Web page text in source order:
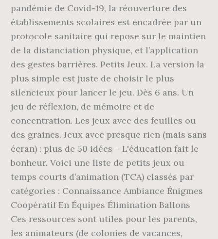
pandémie de Covid-19, la réouverture des
établissements scolaires est encadrée par un
protocole sanitaire qui repose sur le maintien
de la distanciation physique, et l’application
des gestes barrières. Petits Jeux. La version la
plus simple est juste de choisir le plus
silencieux pour lancer le jeu. Dès 6 ans. Un
jeu de réflexion, de mémoire et de
concentration. Les jeux avec des feuilles ou
des graines. Jeux avec presque rien (mais sans
écran) : plus de 50 idées – L'éducation fait le
bonheur. Voici une liste de petits jeux ou
temps courts d’animation (TCA) classés par
catégories : Connaissance Ambiance Énigmes
Coopératif En Équipes Élimination Ballons
Ces ressources sont utiles pour les parents,
les animateurs (de colonies de vacances,